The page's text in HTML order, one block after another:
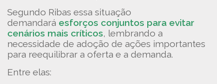
Segundo Ribas essa situação
demandará esforços conjuntos para evitar
cenários mais críticos, lembrando a
necessidade de adoção de ações importantes
para reequilibrar a oferta e a demanda.
Entre elas: